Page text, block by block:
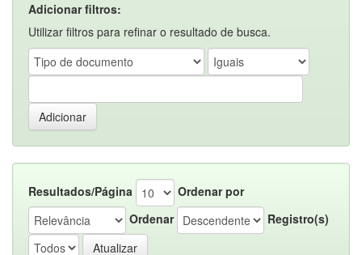
Adicionar filtros:
Utilizar filtros para refinar o resultado de busca.
Resultados/Página
Ordenar por
Ordenar
Registro(s)